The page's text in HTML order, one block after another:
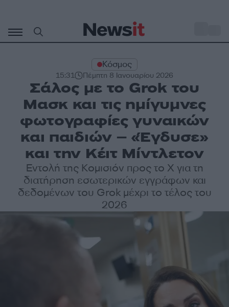
περιεχόμενο
Κόσμος
15:31 Πέμπτη 8 Ιανουαρίου 2026
Σάλος με το Grok του
Μασκ και τις ημίγυμνες
φωτογραφίες γυναικών
και παιδιών – «Έγδυσε»
και την Κέιτ Μίντλετον
Εντολή της Κομισιόν προς το Χ για τη
διατήρηση εσωτερικών εγγράφων και
δεδομένων του Grok μέχρι το τέλος του
2026